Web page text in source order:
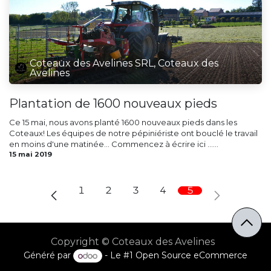
Coteaux des Avelines SRL, Coteaux des
Avelines
Plantation de 1600 nouveaux pieds
Ce 15 mai, nous avons planté 1600 nouveaux pieds dans les
Coteaux! Les équipes de notre pépiniériste ont bouclé le travail
en moins d'une matinée... Commencez à écrire ici ......
15 mai 2019
1 2 3 4 5
Copyright © Coteaux des Avelines
Généré par - Le #1 Open Source eCommerce